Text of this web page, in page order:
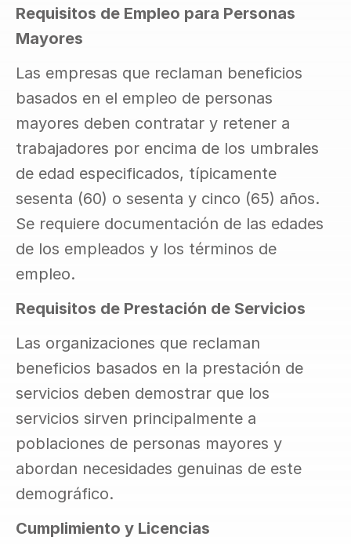
Requisitos de Empleo para Personas
Mayores
Las empresas que reclaman beneficios
basados en el empleo de personas
mayores deben contratar y retener a
trabajadores por encima de los umbrales
de edad especificados, típicamente
sesenta (60) o sesenta y cinco (65) años.
Se requiere documentación de las edades
de los empleados y los términos de
empleo.
Requisitos de Prestación de Servicios
Las organizaciones que reclaman
beneficios basados en la prestación de
servicios deben demostrar que los
servicios sirven principalmente a
poblaciones de personas mayores y
abordan necesidades genuinas de este
demográfico.
Cumplimiento y Licencias